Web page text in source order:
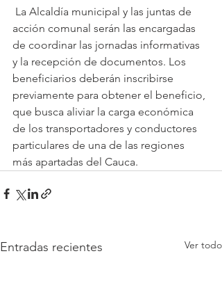
acción comunal serán las encargadas
de coordinar las jornadas informativas
y la recepción de documentos. Los
beneficiarios deberán inscribirse
previamente para obtener el beneficio,
que busca aliviar la carga económica
de los transportadores y conductores
particulares de una de las regiones
más apartadas del Cauca.
Entradas recientes Ver todo